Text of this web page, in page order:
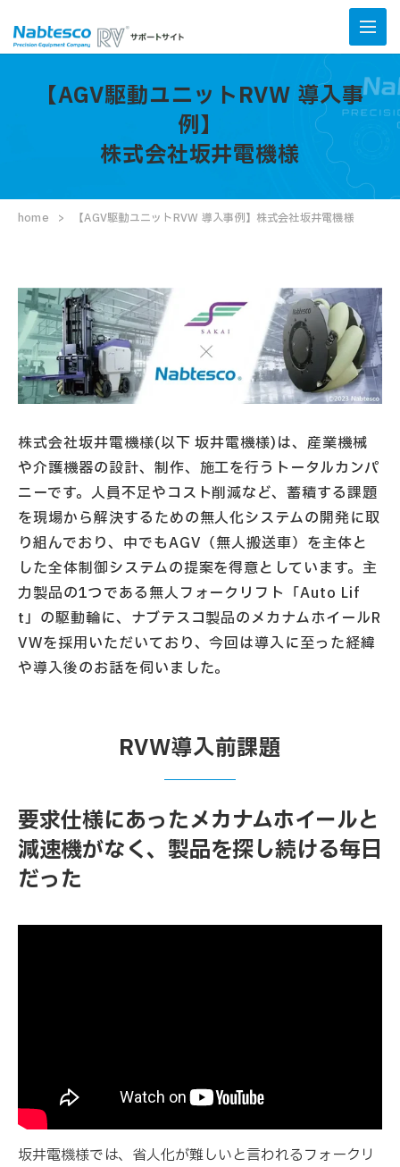
【AGV駆動ユニットRVW 導入事
例】
株式会社坂井電機様
home 【AGV駆動ユニットRVW 導入事例】株式会社坂井電機様
株式会社坂井電機様(以下 坂井電機様)は、産業機械
や介護機器の設計、制作、施工を行うトータルカンパ
ニーです。人員不足やコスト削減など、蓄積する課題
を現場から解決するための無人化システムの開発に取
り組んでおり、中でもAGV（無人搬送車）を主体と
した全体制御システムの提案を得意としています。主
力製品の1つである無人フォークリフト「Auto Lif
t」の駆動輪に、ナブテスコ製品のメカナムホイールR
VWを採用いただいており、今回は導入に至った経緯
や導入後のお話を伺いました。
RVW導入前課題
要求仕様にあったメカナムホイールと
減速機がなく、製品を探し続ける毎日
だった
坂井電機様では、省人化が難しいと言われるフォークリ